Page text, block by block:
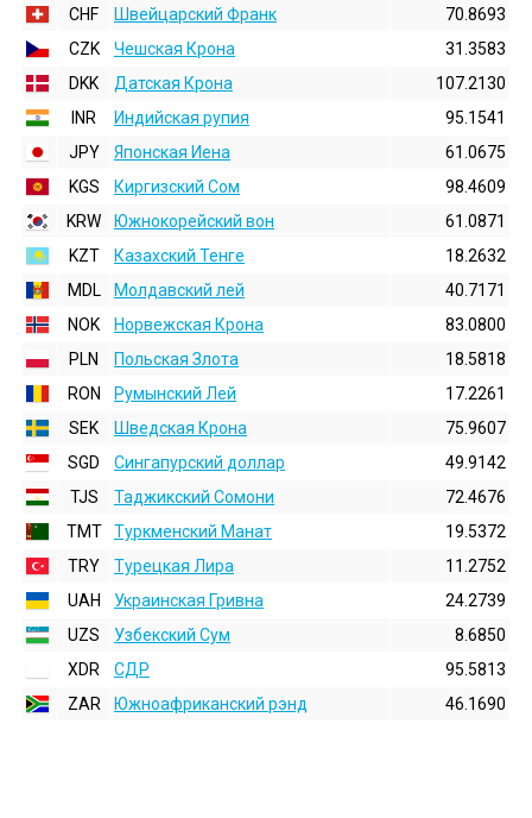
CHF
Швейцарский Франк
70.8693
CZK
Чешская Крона
31.3583
DKK
Датская Крона
107.2130
INR
Индийская pупия
95.1541
JPY
Японская Иена
61.0675
KGS
Киргизский Сом
98.4609
KRW
Южнокорейский вон
61.0871
KZT
Казахский Тенге
18.2632
MDL
Молдавский лей
40.7171
NOK
Норвежская Крона
83.0800
PLN
Польская Злота
18.5818
RON
Румынский Лей
17.2261
SEK
Шведская Крона
75.9607
SGD
Сингапурский доллар
49.9142
TJS
Таджикский Сомони
72.4676
TMT
Туркменский Манат
19.5372
TRY
Турецкая Лира
11.2752
UAH
Украинская Гривна
24.2739
UZS
Узбекский Сум
8.6850
XDR
СДР
95.5813
ZAR
Южноафриканский рэнд 46.1690